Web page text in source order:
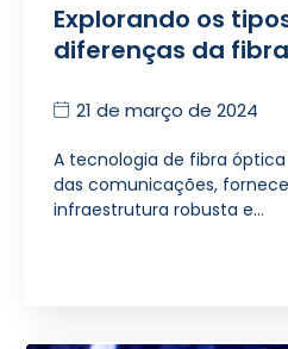
Explorando os
diferenças da
21 de março de 2024
A tecnologia de fibra
das comunicações,
infraestrutura robusta e…